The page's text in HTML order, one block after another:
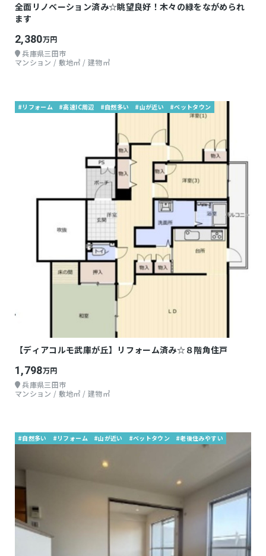
全面リノベーション済み☆眺望良好！木々の緑をながめられ
ます
2,380万円
兵庫県三田市
マンション / 敷地㎡ / 建物㎡
#リフォーム #高速IC周辺 #自然多い #山が近い #ベットタウン
【ディアコルモ武庫が丘】リフォーム済み☆８階角住戸
1,798万円
兵庫県三田市
マンション / 敷地㎡ / 建物㎡
#自然多い #リフォーム #山が近い #ベットタウン #老後住みやすい